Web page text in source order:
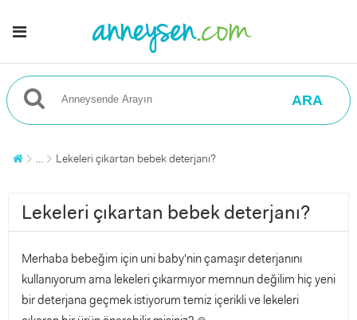
ARA
... Lekeleri çıkartan bebek deterjanı?
Lekeleri çıkartan bebek deterjanı?
Merhaba bebeğim için uni baby'nin çamaşır deterjanını
kullanıyorum ama lekeleri çıkarmıyor memnun değilim hiç yeni
bir deterjana geçmek istiyorum temiz içerikli ve lekeleri